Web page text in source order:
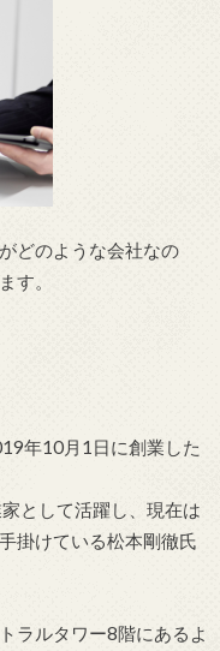
どのような会社なの
す。
年10月1日に創業した
として活躍し、現在は
掛けている松本剛徹氏
ラルタワー8階にあるよ